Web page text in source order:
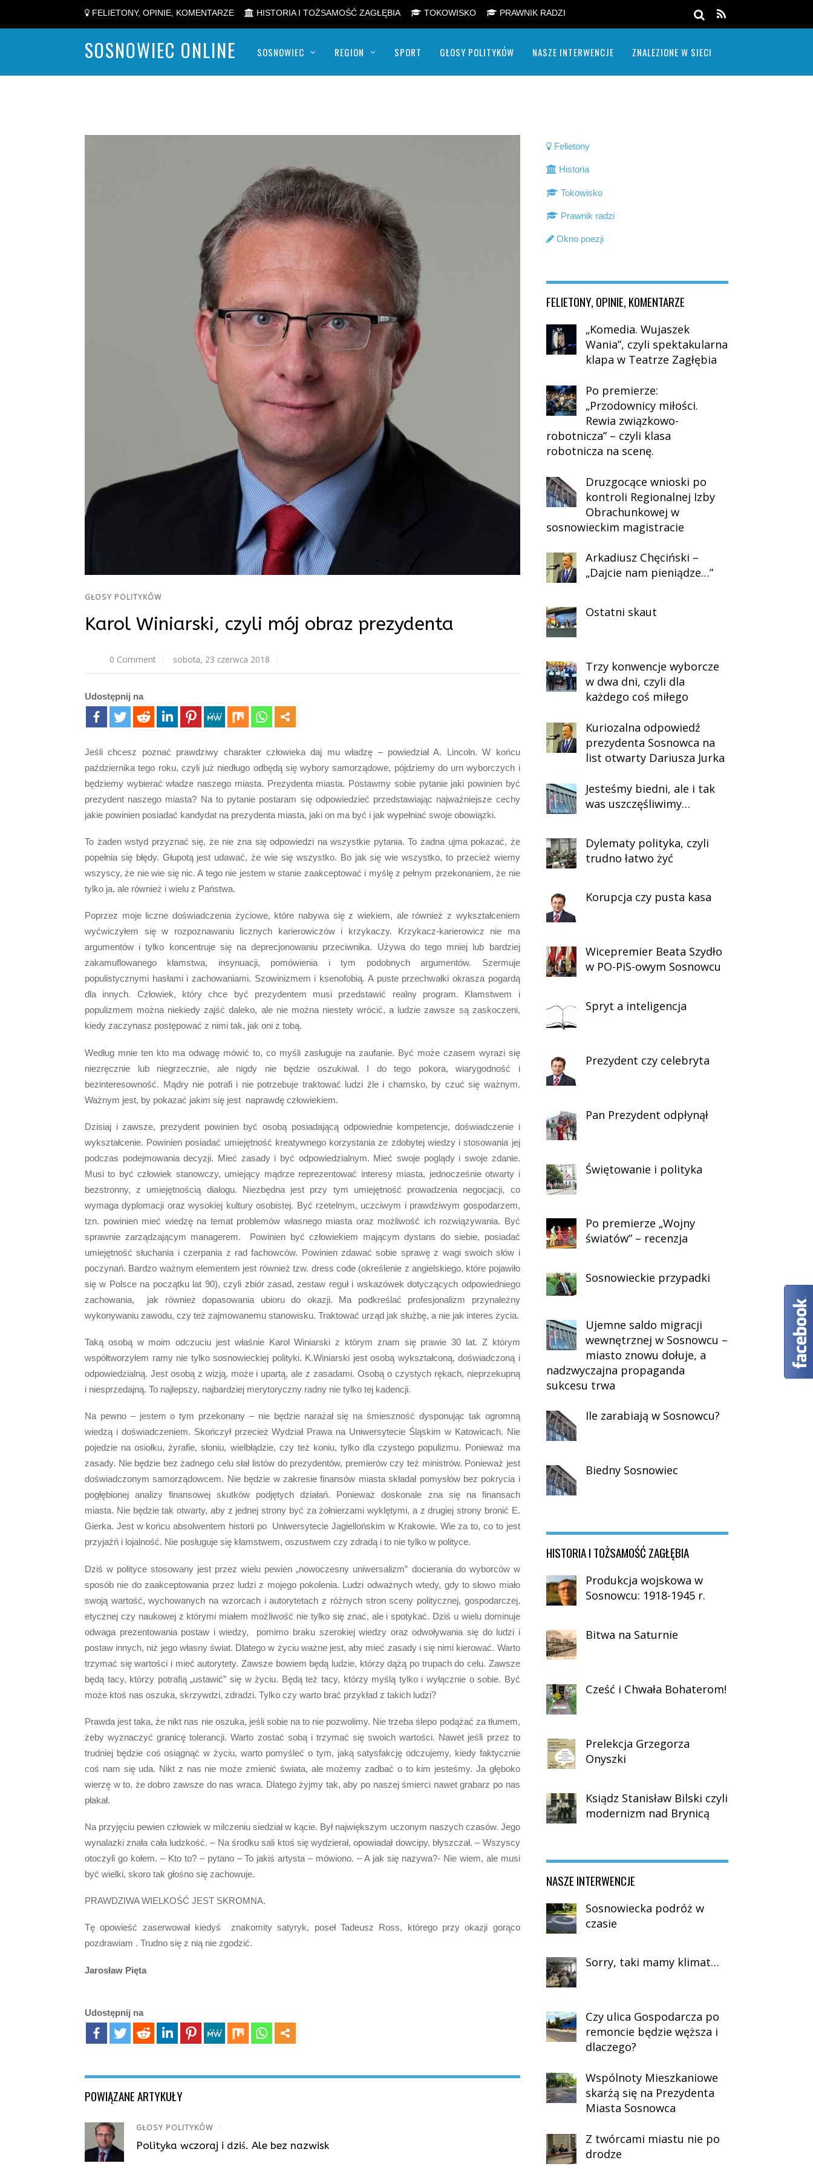
FELIETONY, OPINIE, KOMENTARZE HISTORIA I TOŻSAMOŚĆ ZAGŁĘBIA TOKOWISKO PRAWNIK RADZI
SOSNOWIEC ONLINE SOSNOWIEC REGION SPORT GŁOSY POLITYKÓW NASZE INTERWENCJE ZNALEZIONE W SIECI
GŁOSY POLITYKÓW
Karol Winiarski, czyli mój obraz prezydenta
0 Comment sobota, 23 czerwca 2018
Udostępnij na
Jeśli chcesz poznać prawdziwy charakter człowieka daj mu władzę – powiedział A. Lincoln. W końcu
października tego roku, czyli już niedługo odbędą się wybory samorządowe, pójdziemy do urn wyborczych i
będziemy wybierać władze naszego miasta. Prezydenta miasta. Postawmy sobie pytanie jaki powinien być
prezydent naszego miasta? Na to pytanie postaram się odpowiedzieć przedstawiając najważniejsze cechy
jakie powinien posiadać kandydat na prezydenta miasta, jaki on ma być i jak wypełniać swoje obowiązki.
To żaden wstyd przyznać się, że nie zna się odpowiedzi na wszystkie pytania. To żadna ujma pokazać, że
popełnia się błędy. Głupotą jest udawać, że wie się wszystko. Bo jak się wie wszystko, to przecież wiemy
wszyscy, że nie wie się nic. A tego nie jestem w stanie zaakceptować i myślę z pełnym przekonaniem, że nie
tylko ja, ale również i wielu z Państwa.
Poprzez moje liczne doświadczenia życiowe, które nabywa się z wiekiem, ale również z wykształceniem
wyćwiczyłem się w rozpoznawaniu licznych karierowiczów i krzykaczy. Krzykacz-karierowicz nie ma
argumentów i tylko koncentruje się na deprecjonowaniu przeciwnika. Używa do tego mniej lub bardziej
zakamuflowanego kłamstwa, insynuacji, pomówienia i tym podobnych argumentów. Szermuje
populistycznymi hasłami i zachowaniami. Szowinizmem i ksenofobią. A puste przechwałki okrasza pogardą
dla innych. Człowiek, który chce być prezydentem musi przedstawić realny program. Kłamstwem i
populizmem można niekiedy zajść daleko, ale nie można niestety wrócić, a ludzie zawsze są zaskoczeni,
kiedy zaczynasz postępować z nimi tak, jak oni z tobą.
Według mnie ten kto ma odwagę mówić to, co myśli zasługuje na zaufanie. Być może czasem wyrazi się
niezręcznie lub niegrzecznie, ale nigdy nie będzie oszukiwał. I do tego pokora, wiarygodność i
bezinteresowność. Mądry nie potrafi i nie potrzebuje traktować ludzi źle i chamsko, by czuć się ważnym.
Ważnym jest, by pokazać jakim się jest naprawdę człowiekiem.
Dzisiaj i zawsze, prezydent powinien być osobą posiadającą odpowiednie kompetencje, doświadczenie i
wykształcenie. Powinien posiadać umiejętność kreatywnego korzystania ze zdobytej wiedzy i stosowania jej
podczas podejmowania decyzji. Mieć zasady i być odpowiedzialnym. Mieć swoje poglądy i swoje zdanie.
Musi to być człowiek stanowczy, umiejący mądrze reprezentować interesy miasta, jednocześnie otwarty i
bezstronny, z umiejętnością dialogu. Niezbędna jest przy tym umiejętność prowadzenia negocjacji, co
wymaga dyplomacji oraz wysokiej kultury osobistej. Być rzetelnym, uczciwym i prawdziwym gospodarzem,
tzn. powinien mieć wiedzę na temat problemów własnego miasta oraz możliwość ich rozwiązywania. Być
sprawnie zarządzającym managerem. Powinien być człowiekiem mającym dystans do siebie, posiadać
umiejętność słuchania i czerpania z rad fachowców. Powinien zdawać sobie sprawę z wagi swoich słów i
poczynań. Bardzo ważnym elementem jest również tzw. dress code (określenie z angielskiego, które pojawiło
się w Polsce na początku lat 90), czyli zbiór zasad, zestaw reguł i wskazówek dotyczących odpowiedniego
zachowania, jak również dopasowania ubioru do okazji. Ma podkreślać profesjonalizm przynależny
wykonywaniu zawodu, czy też zajmowanemu stanowisku. Traktować urząd jak służbę, a nie jak interes życia.
Taką osobą w moim odczuciu jest właśnie Karol Winiarski z którym znam się prawie 30 lat. Z którym
współtworzyłem ramy nie tylko sosnowieckiej polityki. K.Winiarski jest osobą wykształconą, doświadczoną i
odpowiedzialną. Jest osobą z wizją, może i upartą, ale z zasadami. Osobą o czystych rękach, nieprzekupną
i niesprzedajną. To najlepszy, najbardziej merytoryczny radny nie tylko tej kadencji.
Na pewno – jestem o tym przekonany – nie będzie narażał się na śmieszność dysponując tak ogromną
wiedzą i doświadczeniem. Skończył przecież Wydział Prawa na Uniwersytecie Śląskim w Katowicach. Nie
pojedzie na osiołku, żyrafie, słoniu, wielbłądzie, czy też koniu, tylko dla czystego populizmu. Ponieważ ma
zasady. Nie będzie bez żadnego celu słał listów do prezydentów, premierów czy też ministrów. Ponieważ jest
doświadczonym samorządowcem. Nie będzie w zakresie finansów miasta składał pomysłów bez pokrycia i
pogłębionej analizy finansowej skutków podjętych działań. Ponieważ doskonale zna się na finansach
miasta. Nie będzie tak otwarty, aby z jednej strony być za żołnierzami wyklętymi, a z drugiej strony bronić E.
Gierka. Jest w końcu absolwentem historii po Uniwersytecie Jagiellońskim w Krakowie. Wie za to, co to jest
przyjaźń i lojalność. Nie posługuje się kłamstwem, oszustwem czy zdradą i to nie tylko w polityce.
Dziś w polityce stosowany jest przez wielu pewien „nowoczesny uniwersalizm” docierania do wyborców w
sposób nie do zaakceptowania przez ludzi z mojego pokolenia. Ludzi odważnych wtedy, gdy to słowo miało
swoją wartość, wychowanych na wzorcach i autorytetach z różnych stron sceny politycznej, gospodarczej,
etycznej czy naukowej z którymi miałem możliwość nie tylko się znać, ale i spotykać. Dziś u wielu dominuje
odwaga prezentowania postaw i wiedzy, pomimo braku szerokiej wiedzy oraz odwoływania się do ludzi i
postaw innych, niż jego własny świat. Dlatego w życiu ważne jest, aby mieć zasady i się nimi kierować. Warto
trzymać się wartości i mieć autorytety. Zawsze bowiem będą ludzie, którzy dążą po trupach do celu. Zawsze
będą tacy, którzy potrafią „ustawić” się w życiu. Będą też tacy, którzy myślą tylko i wyłącznie o sobie. Być
może ktoś nas oszuka, skrzywdzi, zdradzi. Tylko czy warto brać przykład z takich ludzi?
Prawda jest taka, że nikt nas nie oszuka, jeśli sobie na to nie pozwolimy. Nie trzeba ślepo podążać za tłumem,
żeby wyznaczyć granicę tolerancji. Warto zostać sobą i trzymać się swoich wartości. Nawet jeśli przez to
trudniej będzie coś osiągnąć w życiu, warto pomyśleć o tym, jaką satysfakcję odczujemy, kiedy faktycznie
coś nam się uda. Nikt z nas nie może zmienić świata, ale możemy zadbać o to kim jesteśmy. Ja głęboko
wierzę w to, że dobro zawsze do nas wraca. Dlatego żyjmy tak, aby po naszej śmierci nawet grabarz po nas
płakał.
Na przyjęciu pewien człowiek w milczeniu siedział w kącie. Był największym uczonym naszych czasów. Jego
wynalazki znała cała ludzkość. – Na środku sali ktoś się wydzierał, opowiadał dowcipy, błyszczał. – Wszyscy
otoczyli go kołem. – Kto to? – pytano – To jakiś artysta – mówiono. – A jak się nazywa?- Nie wiem, ale musi
być wielki, skoro tak głośno się zachowuje.
PRAWDZIWA WIELKOŚĆ JEST SKROMNA.
Tę opowieść zaserwował kiedyś znakomity satyryk, poseł Tadeusz Ross, którego przy okazji gorąco
pozdrawiam . Trudno się z nią nie zgodzić.
Jarosław Pięta
Udostępnij na
POWIĄZANE ARTYKUŁY
GŁOSY POLITYKÓW /
Polityka wczoraj i dziś. Ale bez nazwisk
Felietony
Historia
Tokowisko
Prawnik radzi
Okno poezji
FELIETONY, OPINIE, KOMENTARZE
„Komedia. Wujaszek
Wania”, czyli spektakularna
klapa w Teatrze Zagłębia
Po premierze:
„Przodownicy miłości.
Rewia związkowo-
robotnicza” – czyli klasa
robotnicza na scenę.
Druzgocące wnioski po
kontroli Regionalnej Izby
Obrachunkowej w
sosnowieckim magistracie
Arkadiusz Chęciński –
„Dajcie nam pieniądze…”
Ostatni skaut
Trzy konwencje wyborcze
w dwa dni, czyli dla
każdego coś miłego
Kuriozalna odpowiedź
prezydenta Sosnowca na
list otwarty Dariusza Jurka
Jesteśmy biedni, ale i tak
was uszczęśliwimy…
Dylematy polityka, czyli
trudno łatwo żyć
Korupcja czy pusta kasa
Wicepremier Beata Szydło
w PO-PiS-owym Sosnowcu
Spryt a inteligencja
Prezydent czy celebryta
Pan Prezydent odpłynął
Świętowanie i polityka
Po premierze „Wojny
światów” – recenzja
Sosnowieckie przypadki
Ujemne saldo migracji
wewnętrznej w Sosnowcu –
miasto znowu dołuje, a
nadzwyczajna propaganda
sukcesu trwa
Ile zarabiają w Sosnowcu?
Biedny Sosnowiec
HISTORIA I TOŻSAMOŚĆ ZAGŁĘBIA
Produkcja wojskowa w
Sosnowcu: 1918-1945 r.
Bitwa na Saturnie
Cześć i Chwała Bohaterom!
Prelekcja Grzegorza
Onyszki
Ksiądz Stanisław Bilski czyli
modernizm nad Brynicą
NASZE INTERWENCJE
Sosnowiecka podróż w
czasie
Sorry, taki mamy klimat…
Czy ulica Gospodarcza po
remoncie będzie węższa i
dlaczego?
Wspólnoty Mieszkaniowe
skarżą się na Prezydenta
Miasta Sosnowca
Z twórcami miastu nie po
drodze